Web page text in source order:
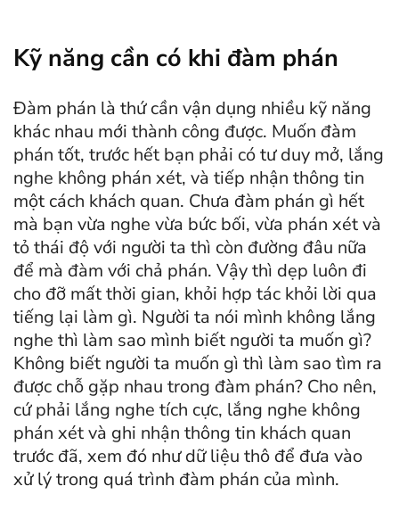
Kỹ năng cần có khi đàm phán
Đàm phán là thứ cần vận dụng nhiều kỹ năng
khác nhau mới thành công được. Muốn đàm
phán tốt, trước hết bạn phải có tư duy mở, lắng
nghe không phán xét, và tiếp nhận thông tin
một cách khách quan. Chưa đàm phán gì hết
mà bạn vừa nghe vừa bức bối, vừa phán xét và
tỏ thái độ với người ta thì còn đường đâu nữa
để mà đàm với chả phán. Vậy thì dẹp luôn đi
cho đỡ mất thời gian, khỏi hợp tác khỏi lời qua
tiếng lại làm gì. Người ta nói mình không lắng
nghe thì làm sao mình biết người ta muốn gì?
Không biết người ta muốn gì thì làm sao tìm ra
được chỗ gặp nhau trong đàm phán? Cho nên,
cứ phải lắng nghe tích cực, lắng nghe không
phán xét và ghi nhận thông tin khách quan
trước đã, xem đó như dữ liệu thô để đưa vào
xử lý trong quá trình đàm phán của mình.